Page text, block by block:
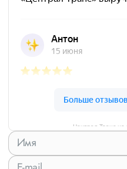
Централ Транс